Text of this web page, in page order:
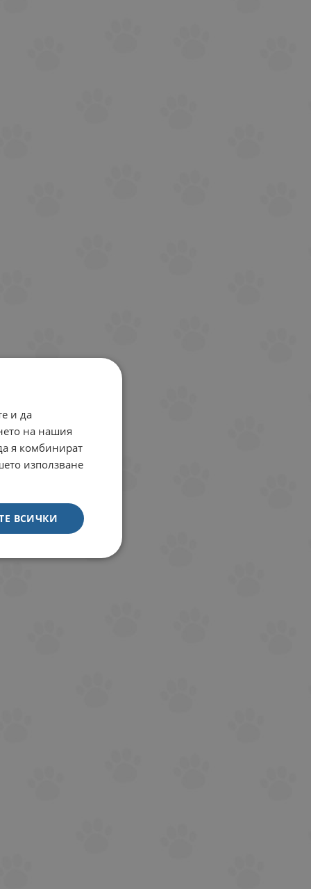
и да
на нашия
я комбинират
използване
ВСИЧКИ